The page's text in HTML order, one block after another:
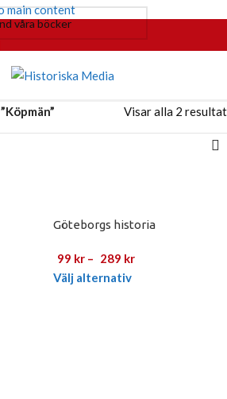
main content
Visar alla 2 resultat
Göteborgs historia
99 kr – 289 kr
Välj alternativ